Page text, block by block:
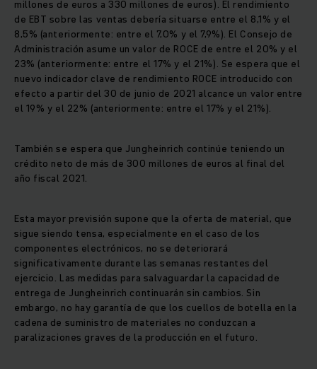
millones de euros a 330 millones de euros). El rendimiento
de EBT sobre las ventas debería situarse entre el 8,1% y el
8,5% (anteriormente: entre el 7,0% y el 7,9%). El Consejo de
Administración asume un valor de ROCE de entre el 20% y el
23% (anteriormente: entre el 17% y el 21%). Se espera que el
nuevo indicador clave de rendimiento ROCE introducido con
efecto a partir del 30 de junio de 2021 alcance un valor entre
el 19% y el 22% (anteriormente: entre el 17% y el 21%).
También se espera que Jungheinrich continúe teniendo un
crédito neto de más de 300 millones de euros al final del
año fiscal 2021.
Esta mayor previsión supone que la oferta de material, que
sigue siendo tensa, especialmente en el caso de los
componentes electrónicos, no se deteriorará
significativamente durante las semanas restantes del
ejercicio. Las medidas para salvaguardar la capacidad de
entrega de Jungheinrich continuarán sin cambios. Sin
embargo, no hay garantía de que los cuellos de botella en la
cadena de suministro de materiales no conduzcan a
paralizaciones graves de la producción en el futuro.